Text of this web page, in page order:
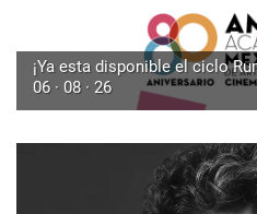
¡Ya esta disponible el ciclo
06 · 08 · 26